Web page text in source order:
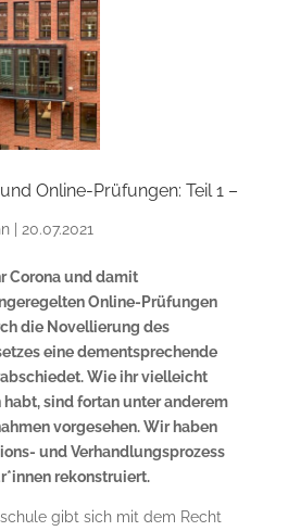
Online-Prüfungen: Teil 1 –
| 20.07.2021
Corona und damit
Online-Prüfungen
die Novellierung des
eine dementsprechende
Wie ihr vielleicht
sind fortan unter anderem
vorgesehen. Wir haben
und Verhandlungsprozess
rekonstruiert.
gibt sich mit dem Recht